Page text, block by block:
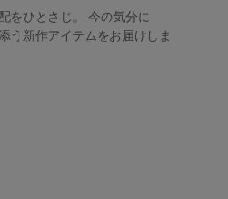
をひとさじ。 今の気分に
う新作アイテムをお届けしま